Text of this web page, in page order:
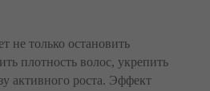
не только остановить
плотность волос, укрепить
активного роста. Эффект